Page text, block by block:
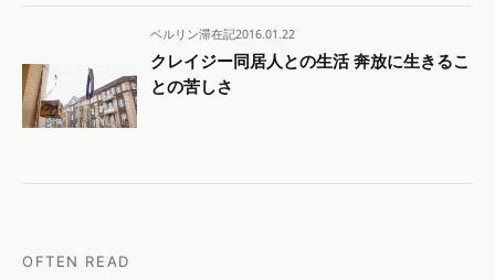
ベルリン滞在記2016.01.22
クレイジー同居人との生活 奔放に生きるこ
との苦しさ
OFTEN READ